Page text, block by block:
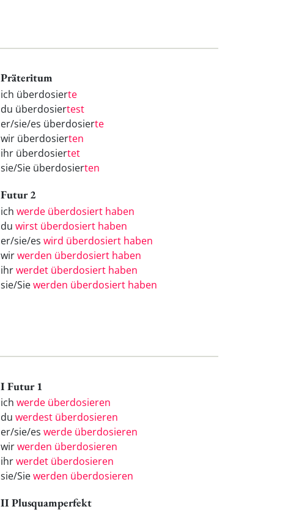
Präteritum
ich überdosierte
du überdosiertest
er/sie/es überdosierte
wir überdosierten
ihr überdosiertet
sie/Sie überdosierten
Futur 2
ich werde überdosiert haben
du wirst überdosiert haben
er/sie/es wird überdosiert haben
wirwerden überdosiert haben
ihrwerdet überdosiert haben
sie/Siewerden überdosiert haben
I Futur 1
ich werde überdosieren
du werdest überdosieren
er/sie/es werde überdosieren
wirwerden überdosieren
ihrwerdet überdosieren
sie/Siewerden überdosieren
II Plusquamperfekt